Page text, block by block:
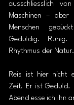
ausschliesslich
Maschinen – aber
Menschen
Geduldig.
Rhythmus der Natur.
Reis ist hier nicht
Zeit. Er ist Geduld.
Abend esse ich ihn